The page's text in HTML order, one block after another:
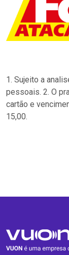
1. Sujeito a
pessoais. 2. O
cartão e
15,00.